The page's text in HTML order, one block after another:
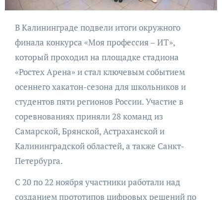
В Калининграде подвели итоги окружного
финала конкурса «Моя профессия – ИТ»,
который проходил на площадке стадиона
«Ростех Арена» и стал ключевым событием
осеннего хакатон-сезона для школьников и
студентов пяти регионов России. Участие в
соревнованиях приняли 28 команд из
Самарской, Брянской, Астраханской и
Калининградской областей, а также Санкт-
Петербурга.
С 20 по 22 ноября участники работали над
созданием прототипов цифровых решений по